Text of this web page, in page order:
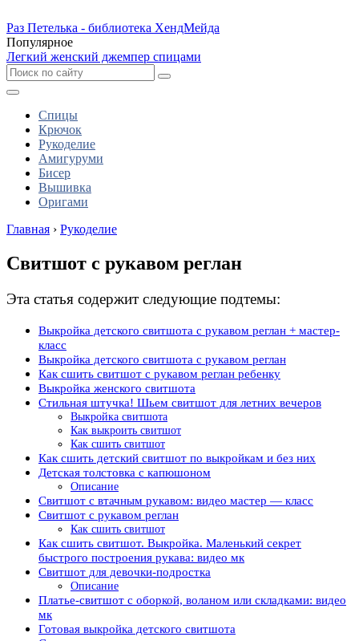
Раз Петелька - библиотека ХендМейда
Популярное
Легкий женский джемпер спицами
Спицы
Крючок
Рукоделие
Амигуруми
Бисер
Вышивка
Оригами
Главная › Рукоделие
Свитшот с рукавом реглан
Эта статья содержит следующие подтемы:
Выкройка детского свитшота с рукавом реглан + мастер-
класс
Выкройка детского свитшота с рукавом реглан
Как сшить свитшот с рукавом реглан ребенку
Выкройка женского свитшота
Стильная штучка! Шьем свитшот для летних вечеров
Выкройка свитшота
Как выкроить свитшот
Как сшить свитшот
Как сшить детский свитшот по выкройкам и без них
Детская толстовка с капюшоном
Описание
Свитшот с втачным рукавом: видео мастер — класс
Свитшот с рукавом реглан
Как сшить свитшот
Как сшить свитшот. Выкройка. Маленький секрет
быстрого построения рукава: видео мк
Свитшот для девочки-подростка
Описание
Платье-свитшот с оборкой, воланом или складками: видео
мк
Готовая выкройка детского свитшота